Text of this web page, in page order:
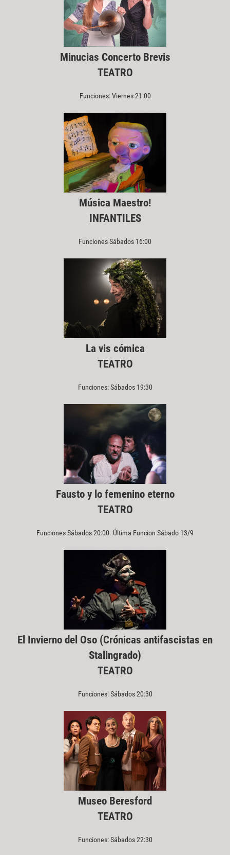
Minucias Concerto Brevis
TEATRO
Funciones: Viernes 21:00
Música Maestro!
INFANTILES
Funciones Sábados 16:00
La vis cómica
TEATRO
Funciones: Sábados 19:30
Fausto y lo femenino eterno
TEATRO
Funciones Sábados 20:00. Última Funcion Sábado 13/9
El Invierno del Oso (Crónicas antifascistas en
Stalingrado)
TEATRO
Funciones: Sábados 20:30
Museo Beresford
TEATRO
Funciones: Sábados 22:30